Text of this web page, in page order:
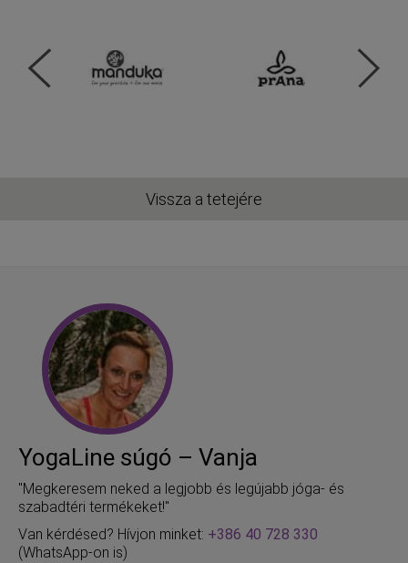
Vissza a tetejére
YogaLine súgó – Vanja
"Megkeresem neked a legjobb és legújabb jóga- és
szabadtéri termékeket!"
Van kérdésed? Hívjon minket: +386 40 728 330
(WhatsApp-on is)